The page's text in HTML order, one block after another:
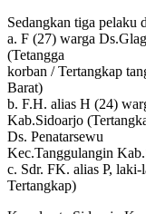
Sedangkan tiga pelaku
a. F (27) warga
(Tetangga
korban / Tertangkap
Barat)
b. F.H. alias H (24)
Kab.Sidoarjo
Ds. Penatarsewu
Kec.Tanggulangin
c. Sdr. FK. alias P,
Tertangkap)